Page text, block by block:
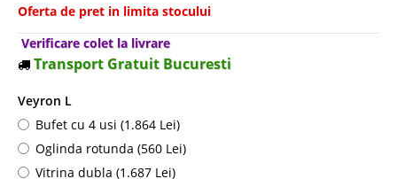
Oferta de pret in limita stocului
Verificare colet la livrare
Transport Gratuit Bucuresti
Veyron L
Bufet cu 4 usi (1.864 Lei)
Oglinda rotunda (560 Lei)
Vitrina dubla (1.687 Lei)